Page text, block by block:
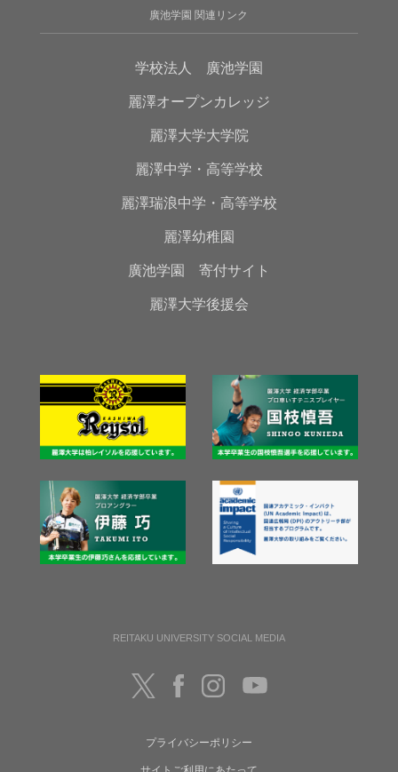
廣池学園 関連リンク
学校法人 廣池学園
麗澤オープンカレッジ
麗澤大学大学院
麗澤中学・高等学校
麗澤瑞浪中学・高等学校
麗澤幼稚園
廣池学園 寄付サイト
麗澤大学後援会
REITAKU UNIVERSITY SOCIAL MEDIA
プライバシーポリシー